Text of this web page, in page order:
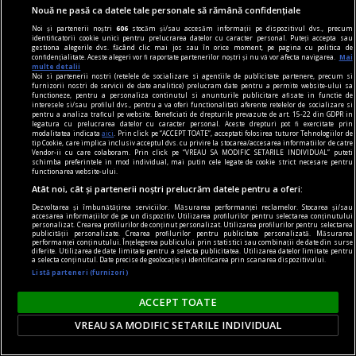
cuvinte nepotrivite
Înscenări
În lipsa exemplelor, utilizatorul obișnuit al
dicționarului nu poate fi sigur de excluderea unei
construcții.
Rodica ZAFIU
Nouă ne pasă ca datele tale personale să rămână confidențiale
Noi și partenerii noștri606 stocăm și/sau accesăm informații pe dispozitivul dvs., precum
identificatorii cookie unici pentru prelucrarea datelor cu caracter personal. Puteți accepta sau
gestiona alegerile dvs. făcând clic mai jos sau în orice moment, pe pagina cu politica de
confidențialitate. Aceste alegeri vor fi raportate partenerilor noștri și nu vă vor afecta navigarea.
Mai
multe detalii
Noi si partenerii nostri (retelele de socializare si agentiile de publicitate partenere, precum si
furnizorii nostri de servicii de date analitice) prelucram date pentru a permite website-ului sa
functioneze, pentru a personaliza continutul si anunturile publicitare afisate in functie de
interesele si/sau profilul dvs., pentru a va oferi functionalitati aferente retelelor de socializare si
pentru a analiza traficul pe website. Beneficiati de drepturile prevazute de art. 15-22 din GDPR in
legatura cu prelucrarea datelor cu caracter personal. Aceste drepturi pot fi exercitate prin
modalitatea indicataaici
. Prin click pe “ACCEPT TOATE”, acceptati folosirea tuturor Tehnologiilor de
tip Cookie, care implica inclusiv acceptul dvs. cu privire la stocarea/accesarea informatiilor de catre
Vendor-ii cu care colaboram. Prin click pe “VREAU SA MODIFIC SETARILE INDIVIDUAL” puteti
schimba preferintele in mod individual, mai putin cele legate de cookie strict necesare pentru
functionarea website-ului.
Atât noi, cât și partenerii noștri prelucrăm datele pentru a oferi:
Dezvoltarea și îmbunătățirea serviciilor. Măsurarea performanței reclamelor. Stocarea și/sau
accesarea informațiilor de pe un dispozitiv. Utilizarea profilurilor pentru selectarea conținutului
personalizat. Crearea profilurilor de conținut personalizat. Utilizarea profilurilor pentru selectarea
publicității personalizate. Crearea profilurilor pentru publicitate personalizată. Măsurarea
performanței conținutului. Înțelegerea publicului prin statistici sau combinații de date din surse
diferite. Utilizarea de date limitate pentru a selecta publicitatea. Utilizarea datelor limitate pentru
a selecta conținutul. Date precise de geolocație și identificarea prin scanarea dispozitivului.
Listă parteneri (furnizori)
ACCEPT TOATE
VREAU SA MODIFIC SETARILE INDIVIDUAL